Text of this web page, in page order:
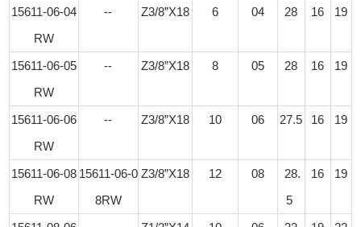
15611-06-04
RW
-- Z3/8”X18 6 04 28 16 19
15611-06-05
RW
-- Z3/8”X18 8 05 28 16 19
15611-06-06
RW
-- Z3/8”X18 10 06 27.5 16 19
15611-06-08
RW
15611-06-0
8RW
Z3/8”X18 12 08
28.
5
16 19